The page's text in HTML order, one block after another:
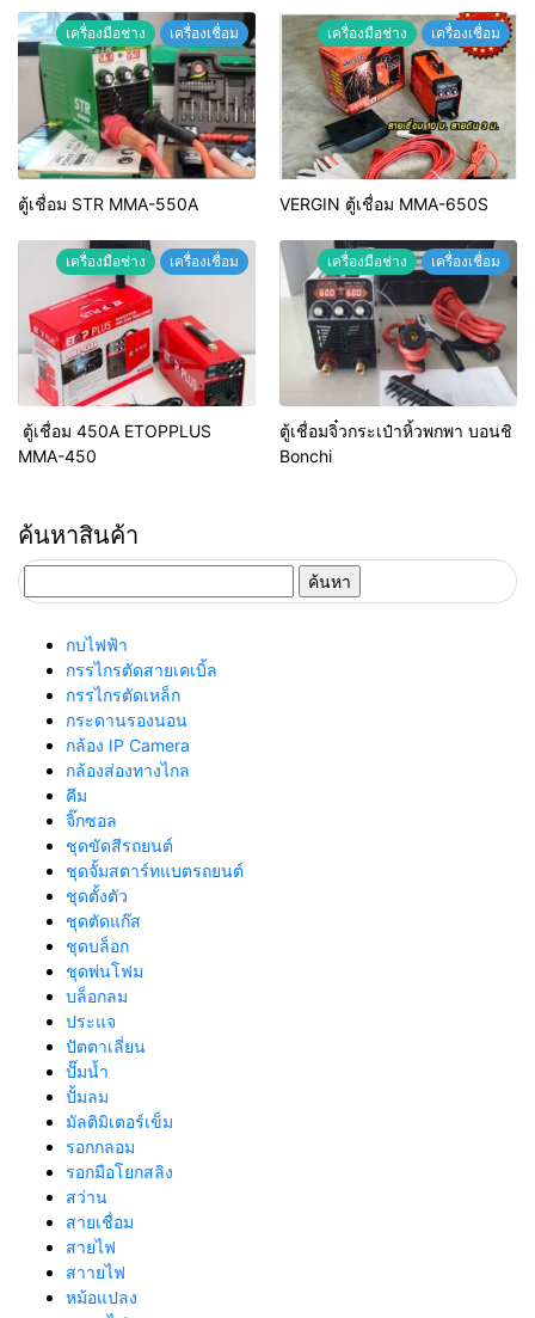
เครื่องมือช่าง เครื่องเชื่อม
ตู้เชื่อม STR MMA-550A
เครื่องมือช่าง เครื่องเชื่อม
VERGIN ตู้เชื่อม MMA-650S
เครื่องมือช่าง เครื่องเชื่อม
ตู้เชื่อม 450A ETOPPLUS
MMA-450
เครื่องมือช่าง เครื่องเชื่อม
ตู้เชื่อมจิ๋วกระเป๋าหิ้วพกพา บอนชิ
Bonchi
ค้นหาสินค้า
สำหรับ:
กบไฟฟ้า
กรรไกรตัดสายเคเบิ้ล
กรรไกรตัดเหล็ก
กระดานรองนอน
กล้อง IP Camera
กล้องส่องทางไกล
คีม
จิ๊กซอล
ชุดขัดสีรถยนต์​
ชุดจั้มสตาร์ทแบตรถยนต์
ชุดตั้งตัว
ชุดตัดแก๊ส
ชุดบล็อก
ชุดพ่นโฟม
บล็อกลม
ประแจ
ปัตตาเลี่ยน
ปั๊มน้ำ
ปั้มลม
มัลติมิเตอร์เข็ม
รอกกลอม
รอกมือโยกสลิง
สว่าน
สายเชื่อม
สายไฟ
สาายไฟ
หม้อแปลง